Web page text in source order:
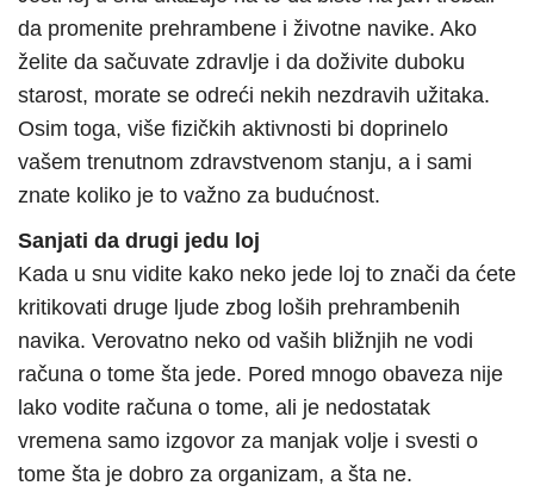
da promenite prehrambene i životne navike. Ako
želite da sačuvate zdravlje i da doživite duboku
starost, morate se odreći nekih nezdravih užitaka.
Osim toga, više fizičkih aktivnosti bi doprinelo
vašem trenutnom zdravstvenom stanju, a i sami
znate koliko je to važno za budućnost.
Sanjati da drugi jedu loj
Kada u snu vidite kako neko jede loj to znači da ćete
kritikovati druge ljude zbog loših prehrambenih
navika. Verovatno neko od vaših bližnjih ne vodi
računa o tome šta jede. Pored mnogo obaveza nije
lako vodite računa o tome, ali je nedostatak
vremena samo izgovor za manjak volje i svesti o
tome šta je dobro za organizam, a šta ne.